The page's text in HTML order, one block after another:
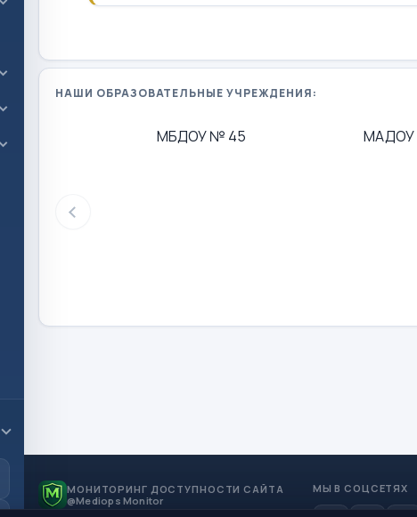
НАШИ ОБРАЗОВАТЕЛЬНЫЕ УЧРЕЖДЕНИЯ:
МБДОУ № 45 МАДОУ
МОНИТОРИНГ ДОСТУПНОСТИ САЙТА
@Mediops Monitor
МЫ В СОЦСЕТЯХ